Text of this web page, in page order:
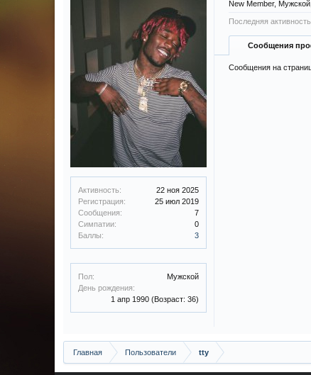
Активность:
22 ноя 2025
Регистрация:
25 июл 2019
Сообщения:
7
Симпатии:
0
Баллы:
3
Пол:
Мужской
День рождения:
1 апр 1990 (Возраст: 36)
New Member,
Последняя
Сообщения
Сообщения на
Главная Пользователи tty